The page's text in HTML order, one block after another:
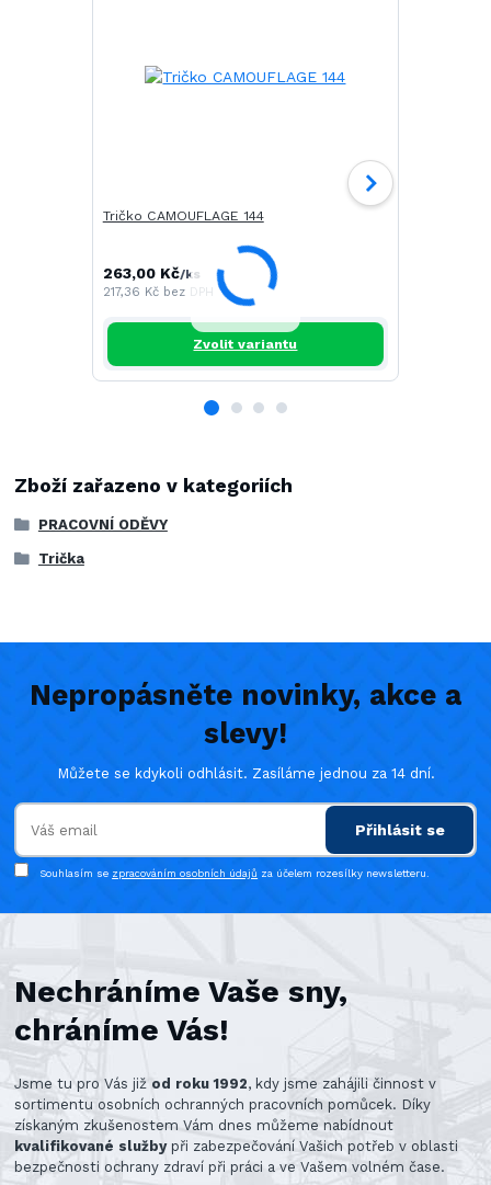
Tričko CAMOUFLAGE 144
263,00 Kč/ks
217,36 Kč bez DPH
Zvolit variantu
Zboží zařazeno v kategoriích
PRACOVNÍ ODĚVY
Trička
Nepropásněte novinky, akce a
slevy!
Můžete se kdykoli odhlásit. Zasíláme jednou za 14 dní.
Přihlásit se
Souhlasím se zpracováním osobních údajů za účelem rozesílky newsletteru.
Nechráníme Vaše sny,
chráníme Vás!
Jsme tu pro Vás již od roku 1992, kdy jsme zahájili činnost v
sortimentu osobních ochranných pracovních pomůcek. Díky
získaným zkušenostem Vám dnes můžeme nabídnout
kvalifikované službypři zabezpečování Vašich potřeb v oblasti
bezpečnosti ochrany zdraví při práci a ve Vašem volném čase.